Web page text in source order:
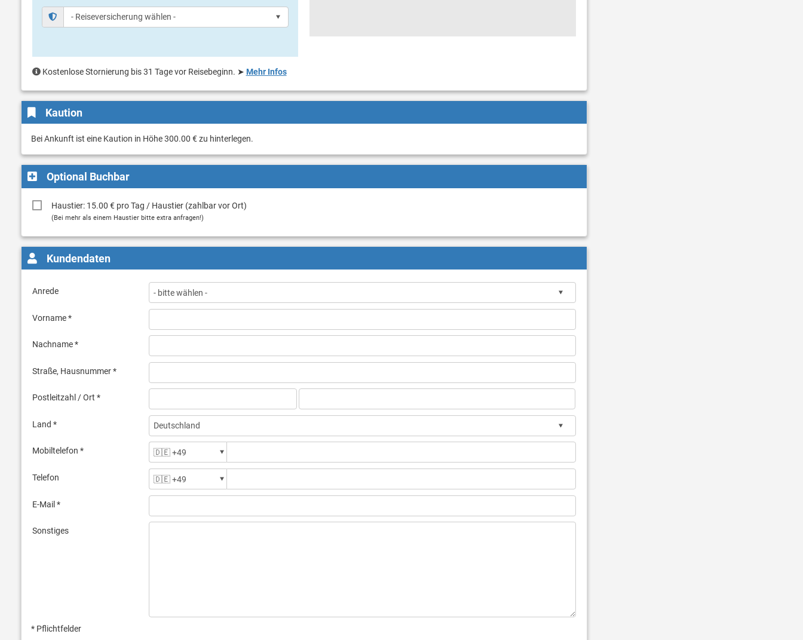
Kostenlose Stornierung bis 31 Tage vor Reisebeginn. ➤ Mehr Infos
Kaution
Bei Ankunft ist eine Kaution in Höhe 300.00 € zu hinterlegen.
Optional Buchbar
Haustier: 15.00 € pro Tag / Haustier (zahlbar vor Ort)
(Bei mehr als einem Haustier bitte extra anfragen!)
Kundendaten
Anrede
Vorname *
Nachname *
Straße, Hausnummer *
Postleitzahl / Ort *
Land *
Mobiltelefon *
Telefon
E-Mail *
Sonstiges
* Pflichtfelder